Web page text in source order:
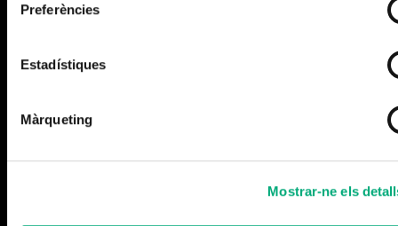
Preferències
Estadístiques
Màrqueting
Mostrar-ne els
Más noticias